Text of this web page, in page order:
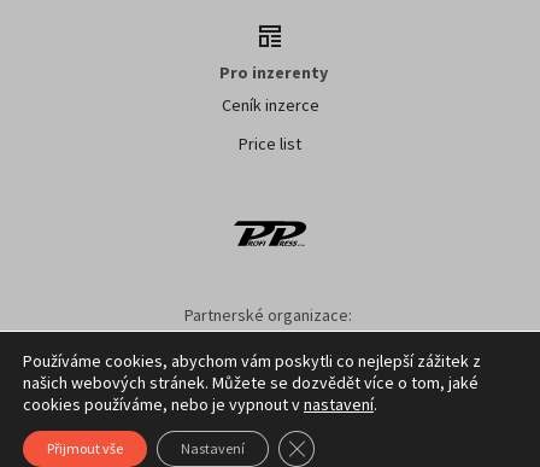
Pro inzerenty
Ceník inzerce
Price list
Partnerské organizace:
Nastavení cookies GDPR Facebook Kontakt
Copyright © 2026 Profi Press s.r.o.
Používáme cookies, abychom vám poskytli co nejlepší zážitek z
našich webových stránek. Můžete se dozvědět více o tom, jaké
cookies používáme, nebo je vypnout vnastavení.
Přijmout vše Nastavení Zavřít cookie lištu GDPR